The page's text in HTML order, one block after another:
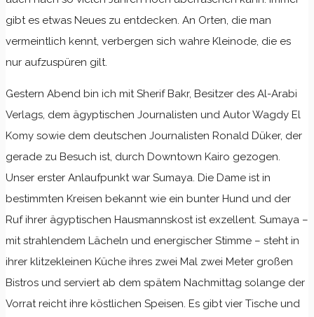
gibt es etwas Neues zu entdecken. An Orten, die man
vermeintlich kennt, verbergen sich wahre Kleinode, die es
nur aufzuspüren gilt.
Gestern Abend bin ich mit Sherif Bakr, Besitzer des Al-Arabi
Verlags, dem ägyptischen Journalisten und Autor Wagdy El
Komy sowie dem deutschen Journalisten Ronald Düker, der
gerade zu Besuch ist, durch Downtown Kairo gezogen.
Unser erster Anlaufpunkt war Sumaya. Die Dame ist in
bestimmten Kreisen bekannt wie ein bunter Hund und der
Ruf ihrer ägyptischen Hausmannskost ist exzellent. Sumaya –
mit strahlendem Lächeln und energischer Stimme – steht in
ihrer klitzekleinen Küche ihres zwei Mal zwei Meter großen
Bistros und serviert ab dem spätem Nachmittag solange der
Vorrat reicht ihre köstlichen Speisen. Es gibt vier Tische und